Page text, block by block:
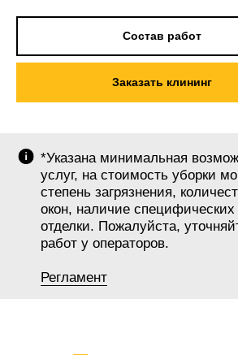
Состав работ
Заказать клининг
*Указана минимальная
услуг, на стоимость уборки
степень загрязнения,
окон, наличие
отделки. Пожалуйста,
работ у операторов.
Регламент